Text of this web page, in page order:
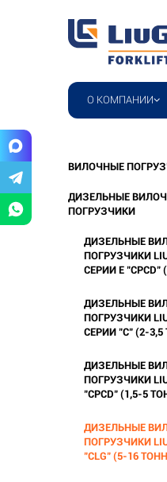
О КОМПАНИИ
ВИЛОЧНЫЕ
ДИЗЕЛЬНЫЕ
ПОГРУЗЧИКИ
ДИЗЕЛЬНЫЕ
ПОГРУЗЧИКИ
СЕРИИ Е "CPCD"
ДИЗЕЛЬНЫЕ
ПОГРУЗЧИКИ
СЕРИИ "C" (2-3,5
ДИЗЕЛЬНЫЕ
ПОГРУЗЧИКИ
"CPCD" (1,5-5
ДИЗЕЛЬНЫЕ
ПОГРУЗЧИКИ
"CLG" (5-16